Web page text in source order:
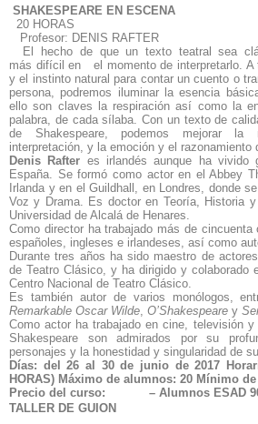
SHAKESPEARE EN ESCENA
20 HORAS
Profesor: DENIS RAFTER
El hecho de que un texto teatral sea
más difícil en el momento de interpretarlo. A
y el instinto natural para contar un cuento o
persona, podremos iluminar la esencia
ello son claves la respiración así como la
palabra, de cada sílaba. Con un texto de
de Shakespeare, podemos mejorar la
interpretación, y la emoción y el razonamiento
Denis Rafter es irlandés aunque ha
España. Se formó como actor en el Abbey
Irlanda y en el Guildhall, en Londres, donde
Voz y Drama. Es doctor en Teoría, Historia
Universidad de Alcalá de Henares.
Como director ha trabajado más de
españoles, ingleses e irlandeses, así como
Durante tres años ha sido maestro de
de Teatro Clásico, y ha dirigido y colaborado
Centro Nacional de Teatro Clásico.
Es también autor de varios monólogos,
Remarkable Oscar Wilde, O’Shakespeare y
Como actor ha trabajado en cine, televisión
Shakespeare son admirados por su
personajes y la honestidad y singularidad de
Días: del 26 al 30 de junio de 2017 H
HORAS) Máximo de alumnos: 20 Mínimo
Precio del curso: – Alumnos ESAD
TALLER DE GUION